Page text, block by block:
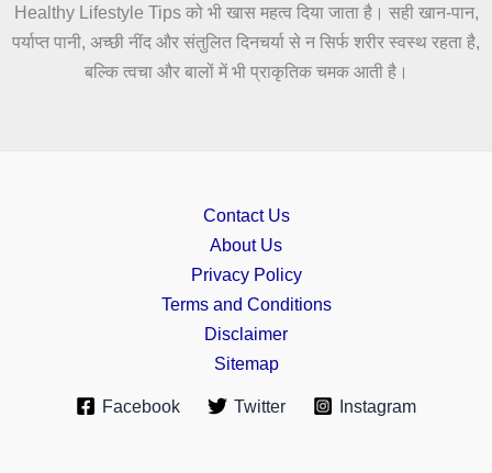
Healthy Lifestyle Tips को भी खास महत्व दिया जाता है। सही खान-पान,
पर्याप्त पानी, अच्छी नींद और संतुलित दिनचर्या से न सिर्फ शरीर स्वस्थ रहता है,
बल्कि त्वचा और बालों में भी प्राकृतिक चमक आती है।
Contact Us
About Us
Privacy Policy
Terms and Conditions
Disclaimer
Sitemap
Facebook Twitter Instagram